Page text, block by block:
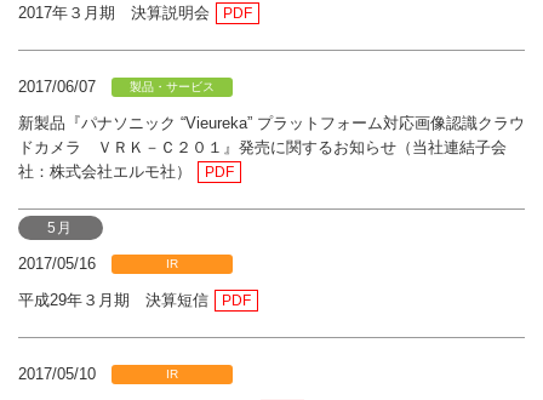
2017年３月期 決算説明会 PDF
2017/06/07 製品・サービス
新製品『パナソニック “Vieureka” プラットフォーム対応画像認識クラウ
ドカメラ ＶＲＫ－Ｃ２０１』発売に関するお知らせ（当社連結子会
社：株式会社エルモ社）
PDF
5月
2017/05/16 IR
平成29年３月期 決算短信 PDF
2017/05/10 IR